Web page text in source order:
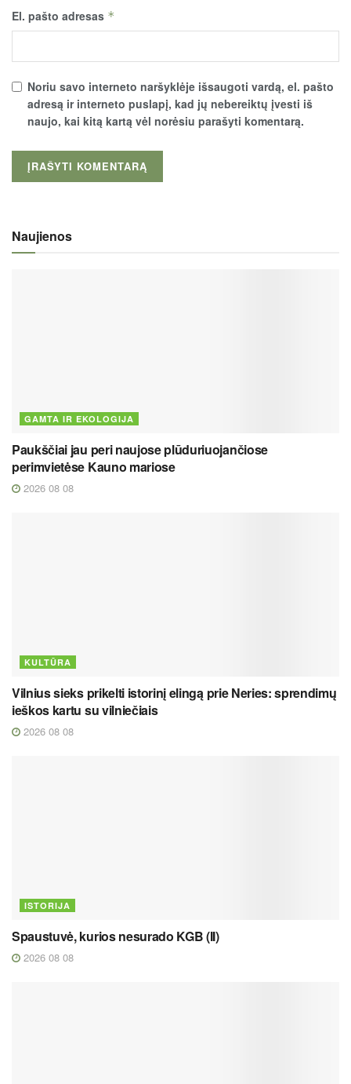
El. pašto adresas *
Noriu savo interneto naršyklėje išsaugoti vardą, el. pašto
adresą ir interneto puslapį, kad jų nebereiktų įvesti iš
naujo, kai kitą kartą vėl norėsiu parašyti komentarą.
Naujienos
GAMTA IR EKOLOGIJA
Paukščiai jau peri naujose plūduriuojančiose
perimvietėse Kauno mariose
2026 08 08
KULTŪRA
Vilnius sieks prikelti istorinį elingą prie Neries: sprendimų
ieškos kartu su vilniečiais
2026 08 08
ISTORIJA
Spaustuvė, kurios nesurado KGB (II)
2026 08 08